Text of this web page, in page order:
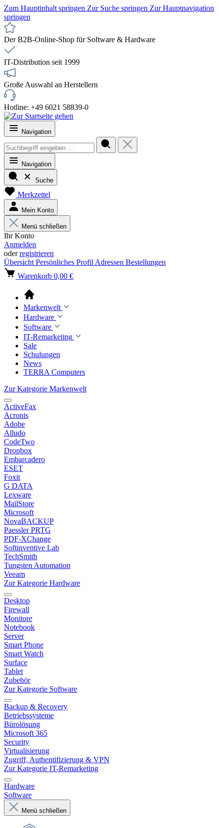
Zum Hauptinhalt springen Zur Suche springen Zur Hauptnavigation
springen
Der B2B-Online-Shop für Software & Hardware
IT-Distribution seit 1999
Große Auswahl an Herstellern
Hotline: +49 6021 58839-0
Navigation
Navigation
Suche
Merkzettel
Mein Konto
Menü schließen
Ihr Konto
Anmelden
oderregistrieren
Übersicht Persönliches Profil Adressen Bestellungen
Warenkorb 0,00 €
Markenwelt
Hardware
Software
IT-Remarketing
Sale
Schulungen
News
TERRA Computers
Zur Kategorie Markenwelt
ActiveFax
Acronis
Adobe
Alludo
CodeTwo
Dropbox
Embarcadero
ESET
Foxit
G DATA
Lexware
MailStore
Microsoft
NovaBACKUP
Paessler PRTG
PDF-XChange
Softinventive Lab
TechSmith
Tungsten Automation
Veeam
Zur Kategorie Hardware
Desktop
Firewall
Monitore
Notebook
Server
Smart Phone
Smart Watch
Surface
Tablet
Zubehör
Zur Kategorie Software
Backup & Recovery
Betriebssysteme
Bürolösung
Microsoft 365
Security
Virtualisierung
Zugriff, Authentifizierung & VPN
Zur Kategorie IT-Remarketing
Hardware
Software
Menü schließen